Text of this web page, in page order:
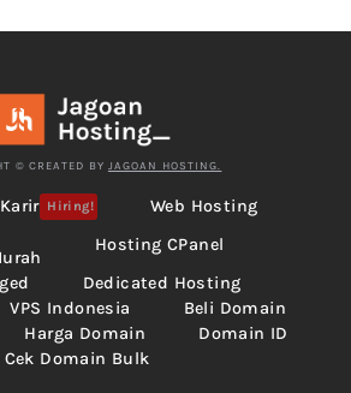
© CREATED BY JAGOAN HOSTING.
Karir Hiring! Web Hosting
Hosting CPanel
Dedicated Hosting
VPS Indonesia
Beli Domain
Harga Domain
Domain ID
Cek Domain Bulk